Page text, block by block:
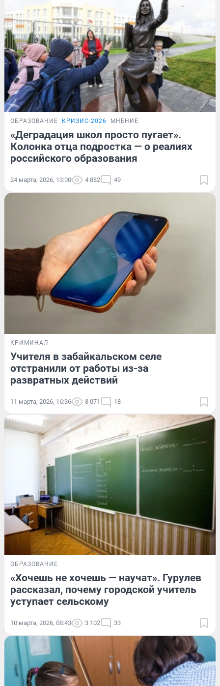
ОБРАЗОВАНИЕ КРИЗИС-2026 МНЕНИЕ
«Деградация школ просто пугает».
Колонка отца подростка — о реалиях
российского образования
24 марта, 2026, 13:00 4 882 49
КРИМИНАЛ
Учителя в забайкальском селе
отстранили от работы из-за
развратных действий
11 марта, 2026, 16:36 8 071 18
ОБРАЗОВАНИЕ
«Хочешь не хочешь — научат». Гурулев
рассказал, почему городской учитель
уступает сельскому
10 марта, 2026, 08:43 3 102 33